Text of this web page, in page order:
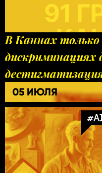
В Каннах
дискриминациях
05 ИЮЛЯ